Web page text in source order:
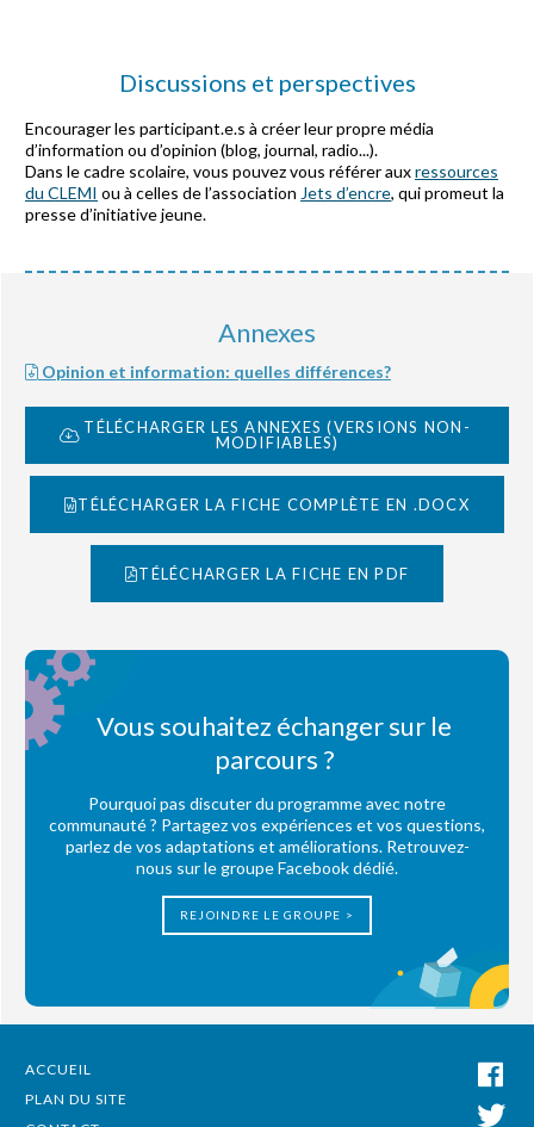
Discussions et perspectives
Encourager les participant.e.s à créer leur propre média
d’information ou d’opinion (blog, journal, radio...).
Dans le cadre scolaire, vous pouvez vous référer auxressources
du CLEMI ou à celles de l’association Jets d’encre, qui promeut la
presse d’initiative jeune.
Annexes
Opinion et information: quelles différences?
TÉLÉCHARGER LES ANNEXES (VERSIONS NON-
MODIFIABLES)
TÉLÉCHARGER LA FICHE COMPLÈTE EN .DOCX
TÉLÉCHARGER LA FICHE EN PDF
Vous souhaitez échanger sur le
parcours ?
Pourquoi pas discuter du programme avec notre
communauté ? Partagez vos expériences et vos questions,
parlez de vos adaptations et améliorations. Retrouvez-
nous sur le groupe Facebook dédié.
REJOINDRE LE GROUPE >
ACCUEIL
PLAN DU SITE